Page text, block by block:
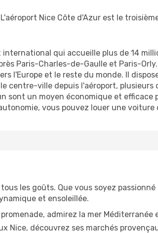
Nice Côte d'Azur est le
qui accueille plus de 14
Paris-Charles-de-Gaulle et Paris-
l'Europe et le reste du monde. Il
centre-ville depuis l'aéroport,
sont un moyen économique et efficace
vous pouvez louer une
les goûts. Que vous soyez
et ensoleillée.
admirez la mer Méditerranée
Nice, découvrez ses marchés